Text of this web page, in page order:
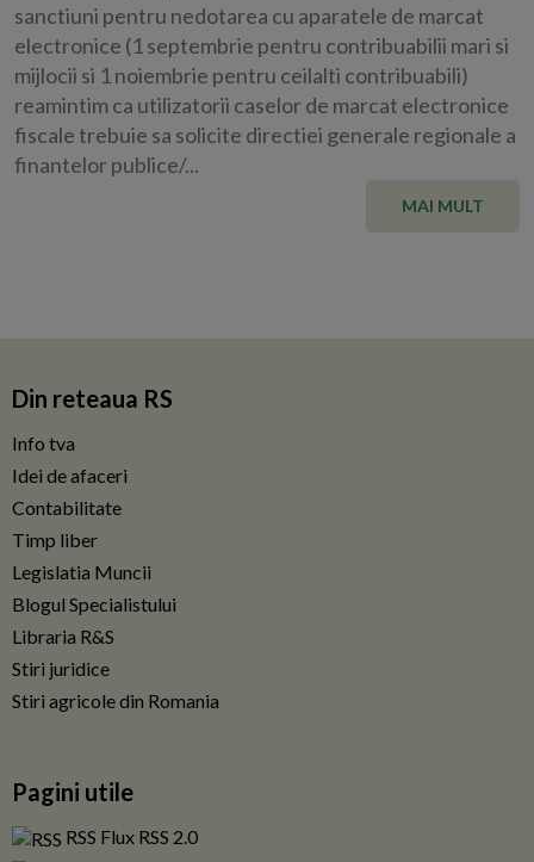
sanctiuni pentru nedotarea cu aparatele de marcat
electronice (1 septembrie pentru contribuabilii mari si
mijlocii si 1 noiembrie pentru ceilalti contribuabili)
reamintim ca utilizatorii caselor de marcat electronice
fiscale trebuie sa solicite directiei generale regionale a
finantelor publice/...
MAI MULT
Din reteaua RS
Info tva
Idei de afaceri
Contabilitate
Timp liber
Legislatia Muncii
Blogul Specialistului
Libraria R&S
Stiri juridice
Stiri agricole din Romania
Pagini utile
RSS Flux RSS 2.0